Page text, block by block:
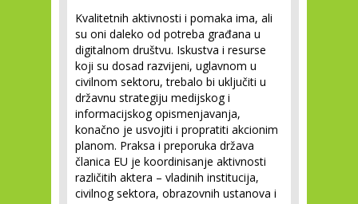
Kvalitetnih aktivnosti i pomaka ima, ali
su oni daleko od potreba građana u
digitalnom društvu. Iskustva i resurse
koji su dosad razvijeni, uglavnom u
civilnom sektoru, trebalo bi uključiti u
državnu strategiju medijskog i
informacijskog opismenjavanja,
konačno je usvojiti i propratiti akcionim
planom. Praksa i preporuka država
članica EU je koordinisanje aktivnosti
različitih aktera – vladinih institucija,
civilnog sektora, obrazovnih ustanova i